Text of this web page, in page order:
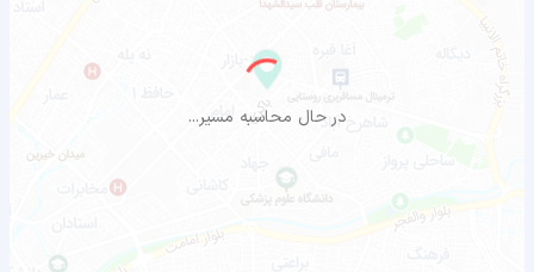
در حال محاسبه مسیر...